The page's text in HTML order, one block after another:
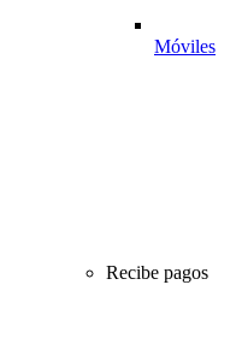
Móviles
Recibe pagos